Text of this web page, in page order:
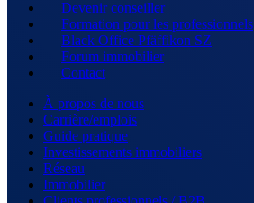
Devenir conseiller
Formation pour les professionnels
Black Office Pfäffikon SZ
Forum immobilier
Contact
À propos de nous
Carrière/emplois
Guide pratique
Investissements immobiliers
Réseau
Immobilier